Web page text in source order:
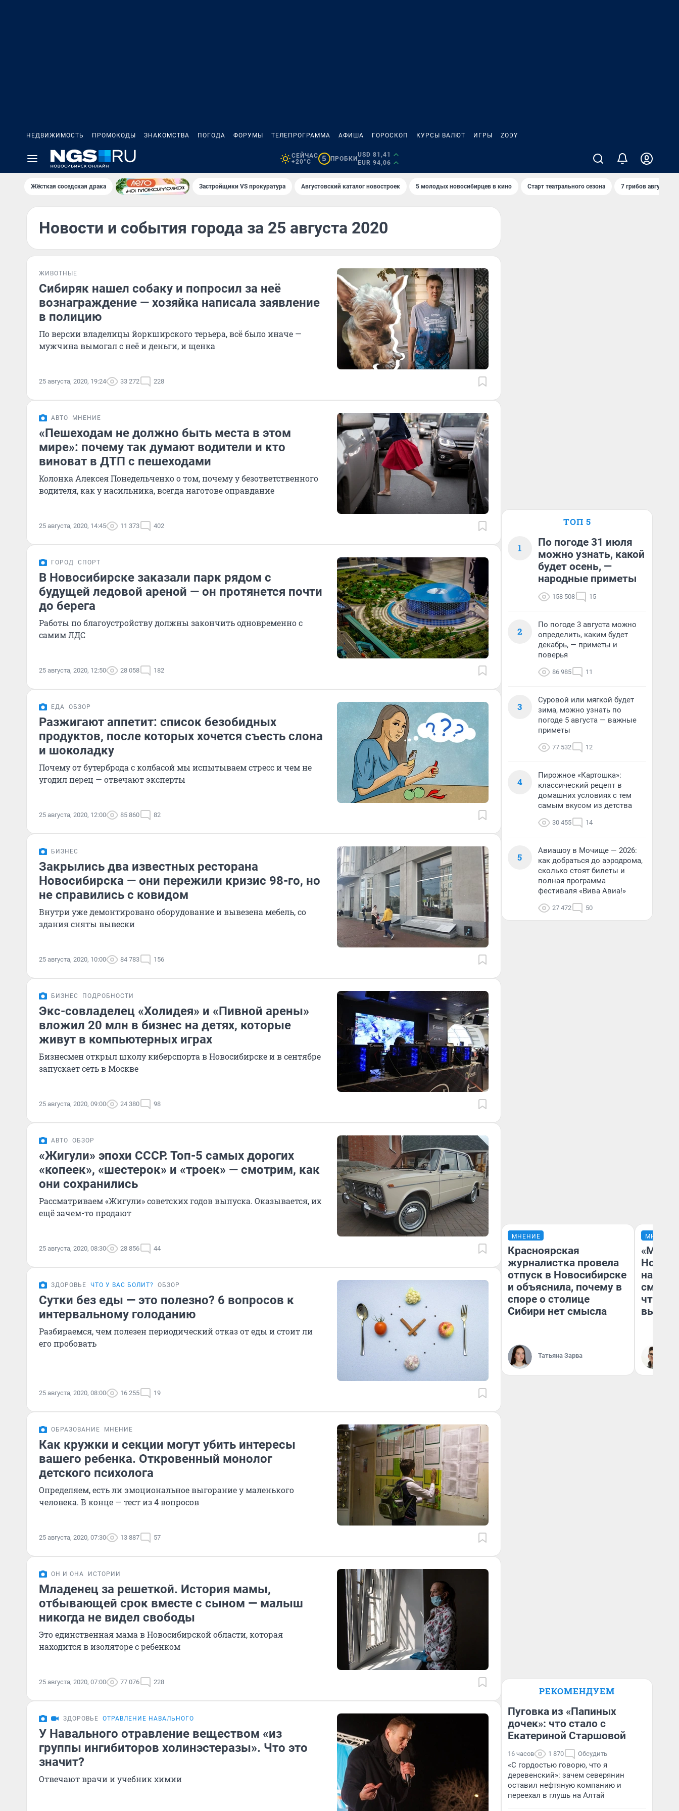
НЕДВИЖИМОСТЬ ПРОМОКОДЫ ЗНАКОМСТВА ПОГОДА ФОРУМЫ ТЕЛЕПРОГРАММА АФИША ГОРОСКОП КУРСЫ ВАЛЮТ ИГРЫ ZODY
СЕЙЧАС
+20°C
5 ПРОБКИ
USD 81,41
EUR 94,06
Жёсткая соседская драка Застройщики VS прокуратура Августовский каталог новостроек 5 молодых новосибирцев в кино Старт театрального сезона 7 грибов августа
Новости и события города за 25 августа 2020
ЖИВОТНЫЕ
Сибиряк нашел собаку и попросил за неё
вознаграждение — хозяйка написала заявление
в полицию
По версии владелицы йоркширского терьера, всё было иначе —
мужчина вымогал с неё и деньги, и щенка
25 августа, 2020, 19:24 33 272 228
АВТО МНЕНИЕ
«Пешеходам не должно быть места в этом
мире»: почему так думают водители и кто
виноват в ДТП с пешеходами
Колонка Алексея Понедельченко о том, почему у безответственного
водителя, как у насильника, всегда наготове оправдание
25 августа, 2020, 14:45 11 373 402
ГОРОД СПОРТ
В Новосибирске заказали парк рядом с
будущей ледовой ареной — он протянется почти
до берега
Работы по благоустройству должны закончить одновременно с
самим ЛДС
25 августа, 2020, 12:50 28 058 182
ЕДА ОБЗОР
Разжигают аппетит: список безобидных
продуктов, после которых хочется съесть слона
и шоколадку
Почему от бутерброда с колбасой мы испытываем стресс и чем не
угодил перец — отвечают эксперты
25 августа, 2020, 12:00 85 860 82
БИЗНЕС
Закрылись два известных ресторана
Новосибирска — они пережили кризис 98-го, но
не справились с ковидом
Внутри уже демонтировано оборудование и вывезена мебель, со
здания сняты вывески
25 августа, 2020, 10:00 84 783 156
БИЗНЕС ПОДРОБНОСТИ
Экс-совладелец «Холидея» и «Пивной арены»
вложил 20 млн в бизнес на детях, которые
живут в компьютерных играх
Бизнесмен открыл школу киберспорта в Новосибирске и в сентябре
запускает сеть в Москве
25 августа, 2020, 09:00 24 380 98
АВТО ОБЗОР
«Жигули» эпохи СССР. Топ-5 самых дорогих
«копеек», «шестерок» и «троек» — смотрим, как
они сохранились
Рассматриваем «Жигули» советских годов выпуска. Оказывается, их
ещё зачем-то продают
25 августа, 2020, 08:30 28 856 44
ЗДОРОВЬЕ ЧТО У ВАС БОЛИТ? ОБЗОР
Сутки без еды — это полезно? 6 вопросов к
интервальному голоданию
Разбираемся, чем полезен периодический отказ от еды и стоит ли
его пробовать
25 августа, 2020, 08:00 16 255 19
ОБРАЗОВАНИЕ МНЕНИЕ
Как кружки и секции могут убить интересы
вашего ребенка. Откровенный монолог
детского психолога
Определяем, есть ли эмоциональное выгорание у маленького
человека. В конце — тест из 4 вопросов
25 августа, 2020, 07:30 13 887 57
ОН И ОНА ИСТОРИИ
Младенец за решеткой. История мамы,
отбывающей срок вместе с сыном — малыш
никогда не видел свободы
Это единственная мама в Новосибирской области, которая
находится в изоляторе с ребенком
25 августа, 2020, 07:00 77 076 228
ЗДОРОВЬЕ ОТРАВЛЕНИЕ НАВАЛЬНОГО
У Навального отравление веществом «из
группы ингибиторов холинэстеразы». Что это
значит?
Отвечают врачи и учебник химии
ТОП 5
1
По погоде 31 июля
можно узнать, какой
будет осень, —
народные приметы
158 508 15
2
По погоде 3 августа можно
определить, каким будет
декабрь, — приметы и
поверья
86 985 11
3
Суровой или мягкой будет
зима, можно узнать по
погоде 5 августа — важные
приметы
77 532 12
4
Пирожное «Картошка»:
классический рецепт в
домашних условиях с тем
самым вкусом из детства
30 455 14
5
Авиашоу в Мочище — 2026:
как добраться до аэродрома,
сколько стоят билеты и
полная программа
фестиваля «Вива Авиа!»
27 472 50
МНЕНИЕ
Красноярская
журналистка провела
отпуск в Новосибирске
и объяснила, почему в
споре о столице
Сибири нет смысла
Татьяна Зарва
МНЕНИЕ
«Мы
чтобы
РЕКОМЕНДУЕМ
Пуговка из «Папиных
дочек»: что стало с
Екатериной Старшовой
16 часов 1 870 Обсудить
«С гордостью говорю, что я
деревенский»: зачем северянин
оставил нефтяную компанию и
переехал в глушь на Алтай